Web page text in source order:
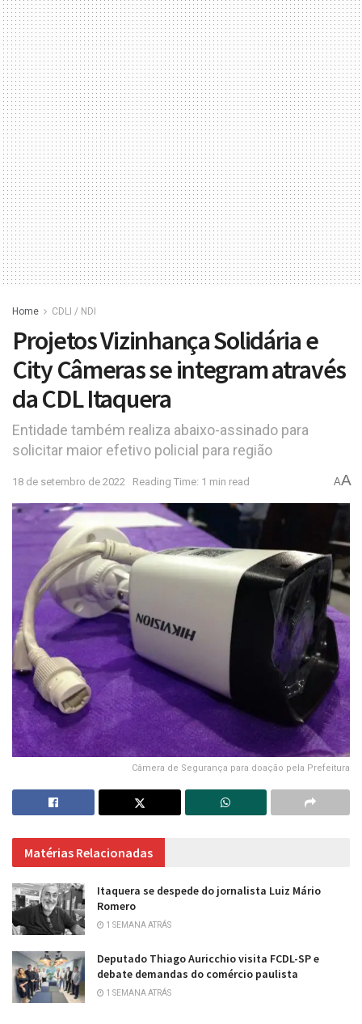
Home CDLI / NDI
Projetos Vizinhança Solidária e
City Câmeras se integram através
da CDL Itaquera
Entidade também realiza abaixo-assinado para
solicitar maior efetivo policial para região
18 de setembro de 2022 Reading Time: 1 min read AA
Câmera de Segurança para doação pela Prefeitura
Matérias Relacionadas
Itaquera se despede do jornalista Luiz Mário
Romero
1 SEMANA ATRÁS
Deputado Thiago Auricchio visita FCDL-SP e
debate demandas do comércio paulista
1 SEMANA ATRÁS